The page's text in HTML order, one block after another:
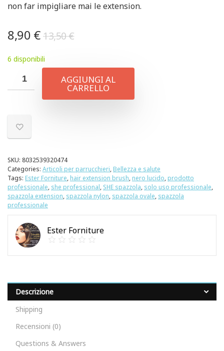
non far impigliare mai le extension.
13,50€
8,90 €
6 disponibili
AGGIUNGI AL
CARRELLO
SKU: 8032539320474
Categories: Articoli per parrucchieri, Bellezza e salute
Tags: Ester Forniture, hair extension brush, nero lucido, prodotto
professionale, she professional, SHE spazzola, solo uso professionale,
spazzola extension, spazzola nylon, spazzola ovale, spazzola
professionale
Ester Forniture
Descrizione
Shipping
Recensioni (0)
Questions & Answers